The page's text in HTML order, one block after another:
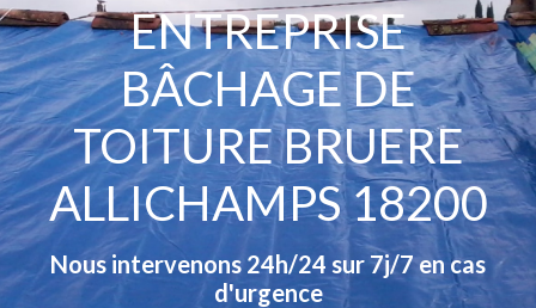
ENTREPRISE
BÂCHAGE DE
TOITURE BRUERE
ALLICHAMPS 18200
Nous intervenons 24h/24 sur 7j/7 en cas
d'urgence